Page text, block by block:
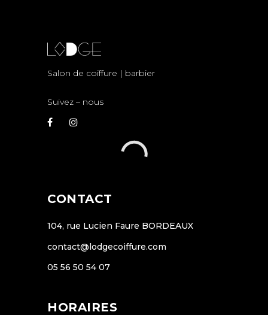
Salon de coiffure | barbier
Suivez – nous
CONTACT
104, rue Lucien Faure BORDEAUX
contact@lodgecoiffure.com
05 56 50 54 07
HORAIRES